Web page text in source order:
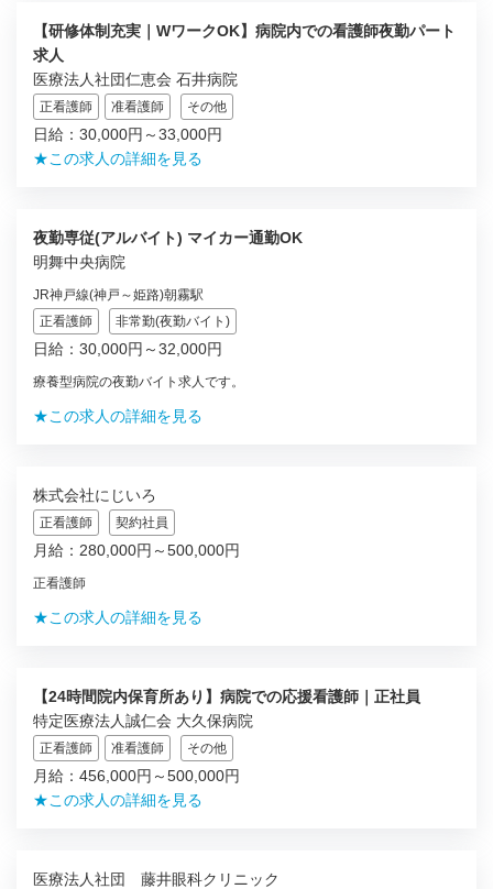
【研修体制充実｜WワークOK】病院内での看護師夜勤パート
求人
医療法人社団仁恵会 石井病院
正看護師 准看護師 その他
日給：30,000円～33,000円
★この求人の詳細を見る
夜勤専従(アルバイト) マイカー通勤OK
明舞中央病院
JR神戸線(神戸～姫路)朝霧駅
正看護師
非常勤(夜勤バイト)
日給：30,000円～32,000円
療養型病院の夜勤バイト求人です。
★この求人の詳細を見る
株式会社にじいろ
正看護師 契約社員
月給：280,000円～500,000円
正看護師
★この求人の詳細を見る
【24時間院内保育所あり】病院での応援看護師｜正社員
特定医療法人誠仁会 大久保病院
正看護師 准看護師 その他
月給：456,000円～500,000円
★この求人の詳細を見る
医療法人社団 藤井眼科クリニック